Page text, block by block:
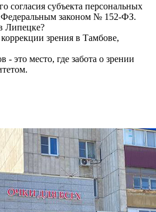
согласия субъекта персональных
Федеральным законом № 152-ФЗ.
Липецке?
зрения в Тамбове,
это место, где забота о зрении